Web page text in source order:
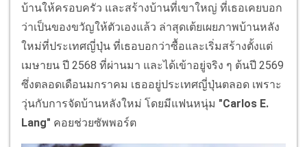
บ้านให้ครอบครัว และสร้างบ้านที่เขาใหญ่ ที่เธอเคยบอก
ว่าเป็นของขวัญให้ตัวเองแล้ว ล่าสุดเต้ยเผยภาพบ้านหลัง
ใหม่ที่ประเทศญี่ปุ่น ที่เธอบอกว่าซื้อและเริ่มสร้างตั้งแต่
เมษายน ปี 2568 ที่ผ่านมา และได้เข้าอยู่จริง ๆ ต้นปี 2569
ซึ่งตลอดเดือนมกราคม เธออยู่ประเทศญี่ปุ่นตลอด เพราะ
วุ่นกับการจัดบ้านหลังใหม่ โดยมีแฟนหนุ่ม "Carlos E.
Lang" คอยช่วยซัพพอร์ต